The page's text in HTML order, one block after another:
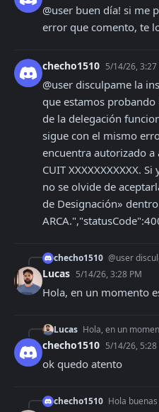
@user buen día! si me
error que comento, te
checho1510 5/14/26, 3:27
@user disculpame la
que estamos
de la delegación
sigue con el mismo
encuentra autorizado a
CUIT XXXXXXXXXXX.
no se olvide de
de Designación»
checho1510 @user disculpame la insistencia.. en
Lucas 5/14/26, 3:28 PM
Hola, en un momento
Lucas Hola, en un
checho1510 5/14/26, 5:28
ok quedo atento
checho1510 Hola buenas tardes! les comento que